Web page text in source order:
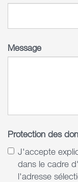
Message
Protection des
J'accepte
dans le cadre
l'adresse